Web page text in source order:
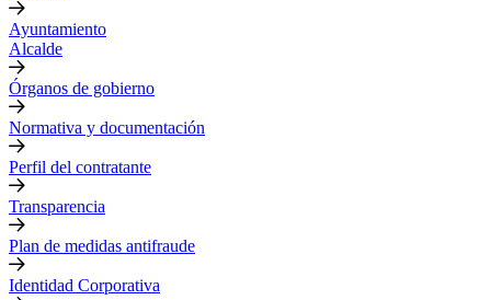
Ayuntamiento
Alcalde
Órganos de gobierno
Normativa y documentación
Perfil del contratante
Transparencia
Plan de medidas antifraude
Identidad Corporativa